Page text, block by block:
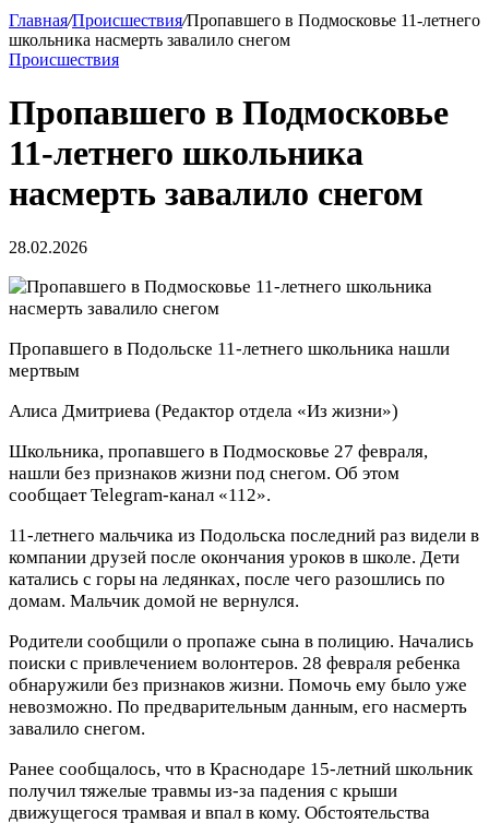
Главная/Происшествия/Пропавшего в Подмосковье 11-летнего
школьника насмерть завалило снегом
Происшествия
Пропавшего в Подмосковье
11-летнего школьника
насмерть завалило снегом
28.02.2026
Пропавшего в Подольске 11-летнего школьника нашли
мертвым
Алиса Дмитриева (Редактор отдела «Из жизни»)
Школьника, пропавшего в Подмосковье 27 февраля,
нашли без признаков жизни под снегом. Об этом
сообщает Telegram-канал «112».
11-летнего мальчика из Подольска последний раз видели в
компании друзей после окончания уроков в школе. Дети
катались с горы на ледянках, после чего разошлись по
домам. Мальчик домой не вернулся.
Родители сообщили о пропаже сына в полицию. Начались
поиски с привлечением волонтеров. 28 февраля ребенка
обнаружили без признаков жизни. Помочь ему было уже
невозможно. По предварительным данным, его насмерть
завалило снегом.
Ранее сообщалось, что в Краснодаре 15-летний школьник
получил тяжелые травмы из-за падения с крыши
движущегося трамвая и впал в кому. Обстоятельства